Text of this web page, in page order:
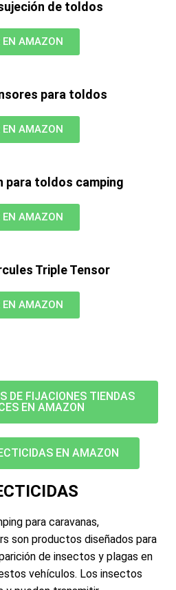
de toldos
EN AMAZON
para toldos
EN AMAZON
para toldos camping
EN AMAZON
Triple Tensor
EN AMAZON
DE FIJACIONES TIENDAS
EN AMAZON
EN AMAZON
para caravanas,
son productos diseñados para
de insectos y plagas en
vehículos. Los insectos